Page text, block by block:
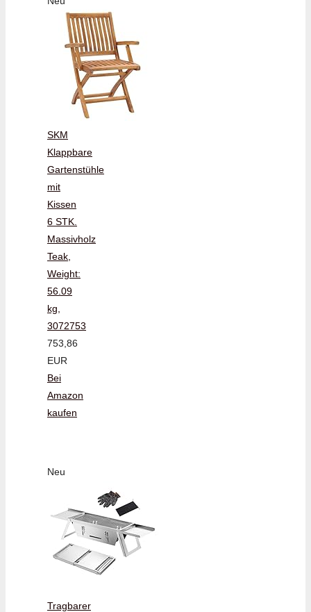
SKM
Klappbare
Gartenstühle
mit
Kissen
6 STK.
Massivholz
Teak,
Weight:
56.09
kg,
3072753
753,86
EUR
Bei
Amazon
kaufen
Neu
Tragbarer